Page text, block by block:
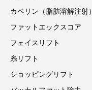
カベリン（脂肪溶解注射）
ファットエックスコア
フェイスリフト
糸リフト
ショッピングリフト